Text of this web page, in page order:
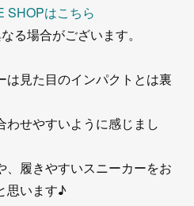
SHOPはこちら
る場合がございます。
は見た目のインパクトとは裏
わせやすいように感じまし
、履きやすいスニーカーをお
思います♪